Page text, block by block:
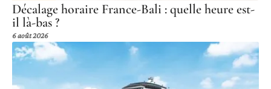
Décalage horaire France-Bali : quelle heure est-
il là-bas ?
6 août 2026